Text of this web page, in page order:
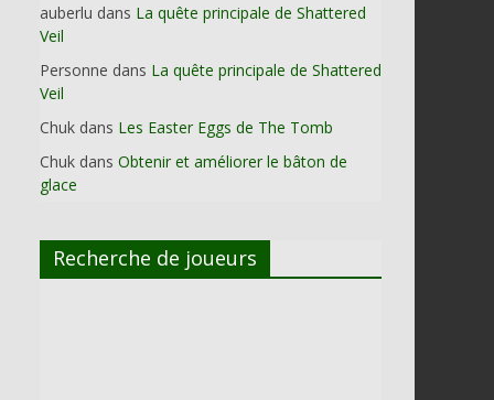
auberlu dans La quête principale de Shattered
Veil
Personne dans La quête principale de Shattered
Veil
Chuk dans Les Easter Eggs de The Tomb
Chuk dans Obtenir et améliorer le bâton de
glace
Recherche de joueurs